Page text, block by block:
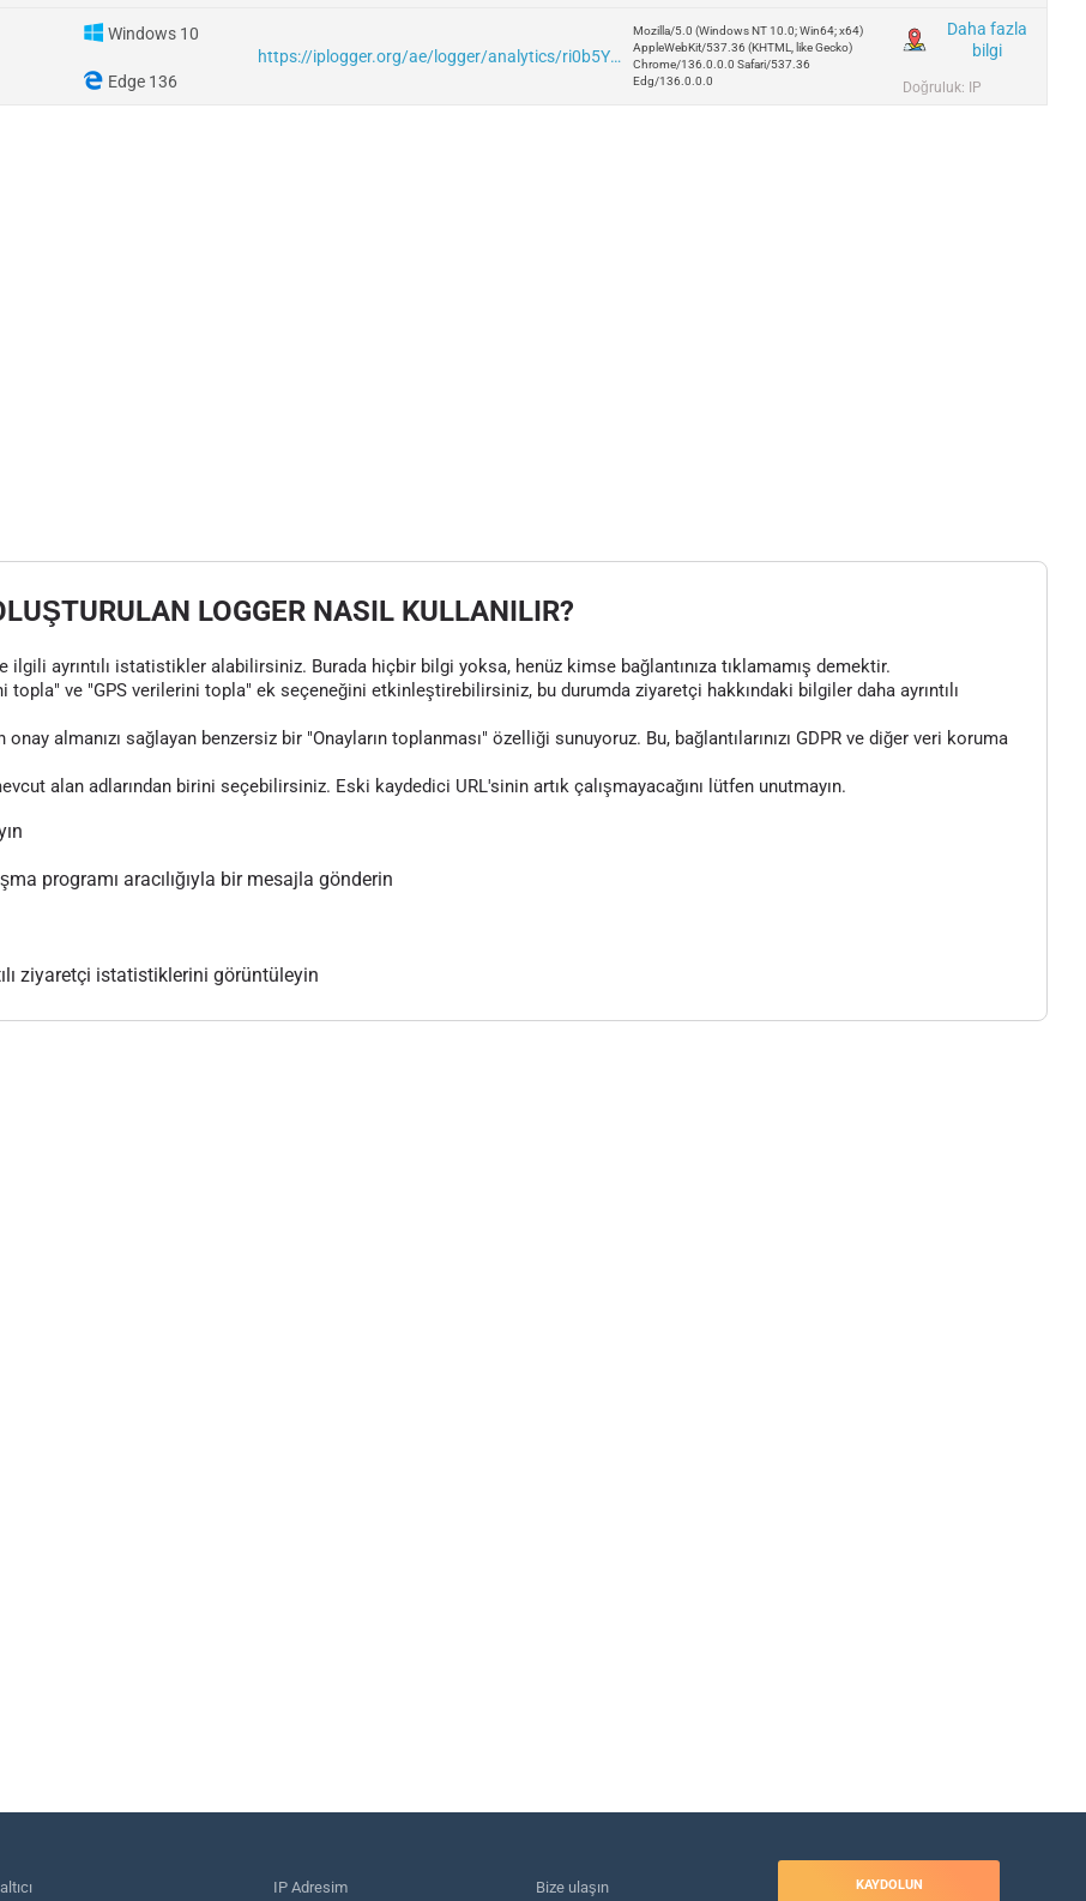
Windows 10
Edge 136
https://iplogger.org/ae/logger/analytics/ri0b5YPyLm8I
Mozilla/5.0 (Windows NT 10.0; Win64; x64)
AppleWebKit/537.36 (KHTML, like Gecko)
Chrome/136.0.0.0 Safari/537.36
Edg/136.0.0.0
Daha fazla
bilgi
Doğruluk: IP
LOGGER NASIL KULLANILIR?
ayrıntılı istatistikler alabilirsiniz. Burada hiçbir bilgi yoksa, henüz kimse bağlantınıza tıklamamış demektir.
topla" ve "GPS verilerini topla" ek seçeneğini etkinleştirebilirsiniz, bu durumda ziyaretçi hakkındaki bilgiler daha ayrıntılı
almanızı sağlayan benzersiz bir "Onayların toplanması" özelliği sunuyoruz. Bu, bağlantılarınızı GDPR ve diğer veri koruma
alan adlarından birini seçebilirsiniz. Eski kaydedici URL'sinin artık çalışmayacağını lütfen unutmayın.
programı aracılığıyla bir mesajla gönderin
ziyaretçi istatistiklerini görüntüleyin
IP Adresim Bize ulaşın KAYDOLUN